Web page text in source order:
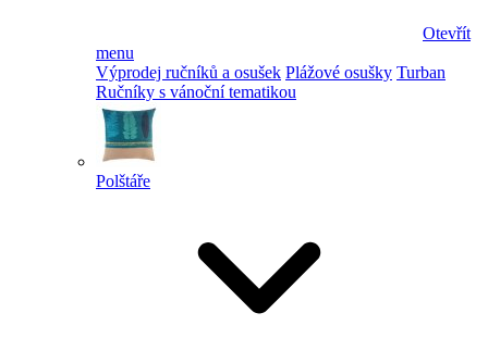
Otevřít
menu
Výprodej ručníků a osušek Plážové osušky Turban
Ručníky s vánoční tematikou
Polštáře